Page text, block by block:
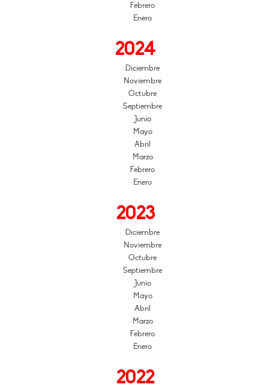
Febrero
Enero
2024
Diciembre
Noviembre
Octubre
Septiembre
Junio
Mayo
Abril
Marzo
Febrero
Enero
2023
Diciembre
Noviembre
Octubre
Septiembre
Junio
Mayo
Abril
Marzo
Febrero
Enero
2022